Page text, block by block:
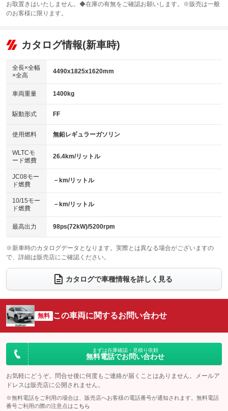
サンルーフ
：装備なし ABS
リフトアップ
：装備なし
：装備なし
パワーウィンドウ
アイドリングストップ
：装備あり
USB入力端子
：装備あり
100V電源
：装備なし
センターデフロック
：装備なし
電動格納ミラー
：装備なし
TV：フルセグ
：装備あり
ビジュアル
：装備なし
：装備あり
革シート
キーレス
HID(キセノンライト)
：装備なし
バックカメラ
：装備あり
エアロ
：装備なし
：装備なし
パワーシート
ベンチシート
：装備なし
チップアップシート
：装備なし
：装備なし ：装備あり
ウォークスルー
：装備なし
電動リアゲート フロントカメラ
：装備なし
：装備あり ：装備なし
サイドカメラ
：装備なし ルーフレール
：装備あり
：装備なし
：装備なし
お取置きはいたしません。◆在庫の有無をご確認お願いします。※販売は一般
のお客様に限ります。
カタログ情報(新車時)
全長×全幅
×全高
4490x1825x1620mm
車両重量 1400kg
駆動形式 FF
使用燃料 無鉛レギュラーガソリン
WLTCモ
ード燃費
26.4km/リットル
JC08モー
ド燃費
－km/リットル
10/15モー
ド燃費
－km/リットル
最高出力 98ps(72kW)/5200rpm
※新車時のカタログデータとなります。実際とは異なる場合がございますの
で、詳細は販売店にご確認ください。
カタログで車種情報を詳しく見る
無料 この車両に関するお問い合わせ
まずは在庫確認・見積り依頼
無料電話でお問い合わせ
お気軽にどうぞ。問合せ後に何度もご連絡が届くことはありません。メールア
ドレスは販売店に公開されません。
※無料電話をご利用の場合は、販売店へお客様の電話番号が通知されます。無料電話
番号ご利用の際の注意点は こちら